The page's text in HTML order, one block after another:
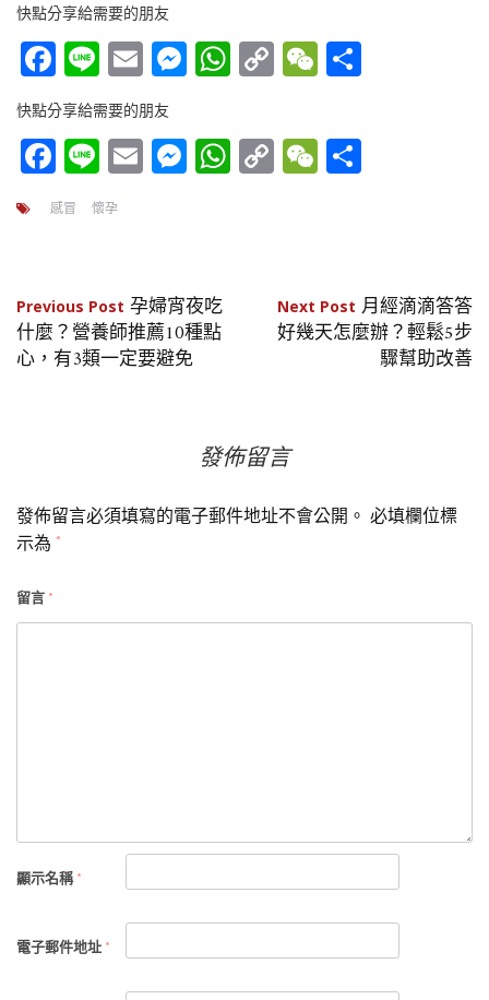
快點分享給需要的朋友
Facebook
LineEmailMessenger
WhatsApp
CopyWeChat
快點分享給需要的朋友
Facebook
LineEmailMessenger
WhatsApp
CopyWeChat
感冒 懷孕
文
章
Previous Post 孕婦宵夜吃
什麼？營養師推薦10種點
心，有3類一定要避免
Next Post 月經滴滴答答
好幾天怎麼辦？輕鬆5步
驟幫助改善
發佈留言
發佈留言必須填寫的電子郵件地址不會公開。 必填欄位標
示為 *
留言 *
顯示名稱 *
電子郵件地址 *